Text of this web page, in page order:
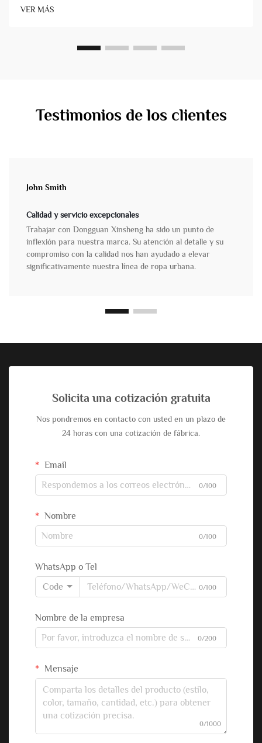
atractivo comercial. Para los propietarios de marcas y los
gestores de productos, comprender estas técnicas es
VER MÁS
Testimonios de los clientes
John Smith
Calidad y servicio excepcionales
Trabajar con Dongguan Xinsheng ha sido un punto de
inflexión para nuestra marca. Su atención al detalle y su
compromiso con la calidad nos han ayudado a elevar
significativamente nuestra línea de ropa urbana.
Solicita una cotización gratuita
Nos pondremos en contacto con usted en un plazo de
24 horas con una cotización de fábrica.
Email
0/100
Nombre
0/100
WhatsApp o Tel
Code
0/100
Nombre de la empresa
0/200
Mensaje
0/1000